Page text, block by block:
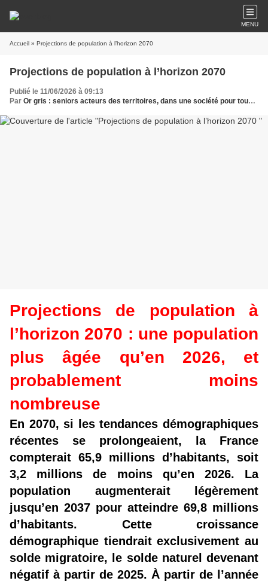
MENU
Accueil » Projections de population à l’horizon 2070
Projections de population à l’horizon 2070
Publié le 11/06/2026 à 09:13
Par Or gris : seniors acteurs des territoires, dans une société pour tous les âges
Projections de population à
l’horizon 2070 : une population
plus âgée qu’en 2026, et
probablement moins
nombreuse
En 2070, si les tendances démographiques
récentes se prolongeaient, la France
compterait 65,9 millions d’habitants, soit
3,2 millions de moins qu’en 2026. La
population augmenterait légèrement
jusqu’en 2037 pour atteindre 69,8 millions
d’habitants. Cette croissance
démographique tiendrait exclusivement au
solde migratoire, le solde naturel devenant
négatif à partir de 2025. À partir de l’année